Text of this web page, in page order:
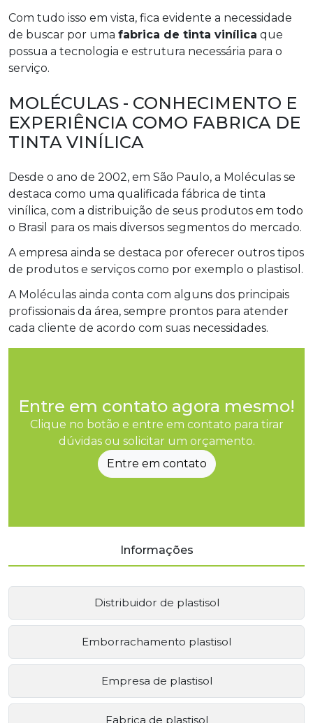
Com tudo isso em vista, fica evidente a necessidade
de buscar por uma fabrica de tinta vinílica que
possua a tecnologia e estrutura necessária para o
serviço.
MOLÉCULAS - CONHECIMENTO E
EXPERIÊNCIA COMO FABRICA DE
TINTA VINÍLICA
Desde o ano de 2002, em São Paulo, a Moléculas se
destaca como uma qualificada fábrica de tinta
vinílica, com a distribuição de seus produtos em todo
o Brasil para os mais diversos segmentos do mercado.
A empresa ainda se destaca por oferecer outros tipos
de produtos e serviços como por exemplo o plastisol.
A Moléculas ainda conta com alguns dos principais
profissionais da área, sempre prontos para atender
cada cliente de acordo com suas necessidades.
Entre em contato agora mesmo!
Clique no botão e entre em contato para tirar
dúvidas ou solicitar um orçamento.
Entre em contato
Informações
Distribuidor de plastisol
Emborrachamento plastisol
Empresa de plastisol
Fabrica de plastisol